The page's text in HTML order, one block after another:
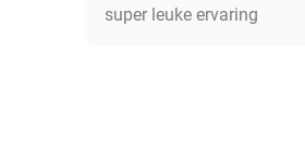
super leuke ervaring